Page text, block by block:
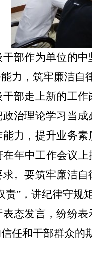
部作为单位的
力，筑牢廉洁自
部走上新的工
治理论学习当
力，提升业务
年中工作会议
。要筑牢廉洁
责”，讲纪律守规
态发言，纷纷
任和干部群众